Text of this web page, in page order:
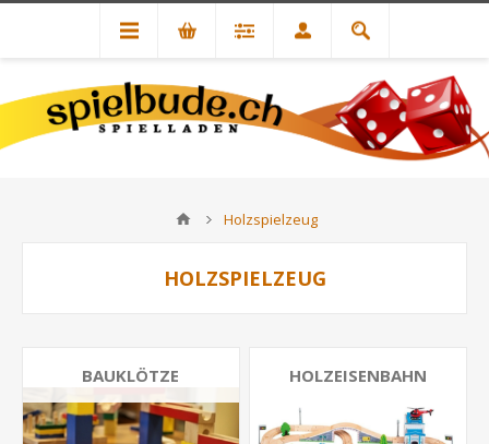
Holzspielzeug
HOLZSPIELZEUG
BAUKLÖTZE HOLZEISENBAHN